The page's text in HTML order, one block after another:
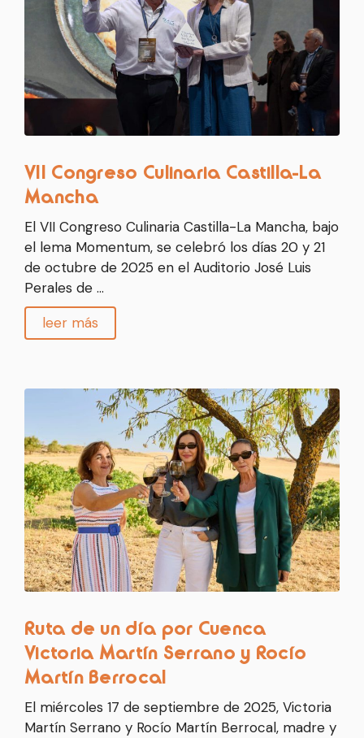
VII Congreso Culinaria Castilla-La
Mancha
El VII Congreso Culinaria Castilla-La Mancha, bajo
el lema Momentum, se celebró los días 20 y 21
de octubre de 2025 en el Auditorio José Luis
Perales de …
leer más
Ruta de un día por Cuenca
Victoria Martín Serrano y Rocío
Martín Berrocal
El miércoles 17 de septiembre de 2025, Victoria
Martín Serrano y Rocío Martín Berrocal, madre y